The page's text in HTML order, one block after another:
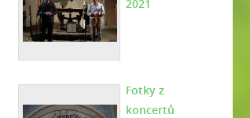
2021
Fotky z
koncertů